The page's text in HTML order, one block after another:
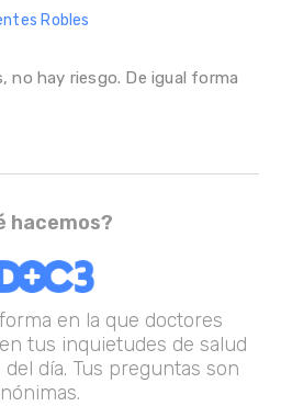
Robles
no hay riesgo. De igual forma
hacemos?
en la que doctores
tus inquietudes de salud
día. Tus preguntas son